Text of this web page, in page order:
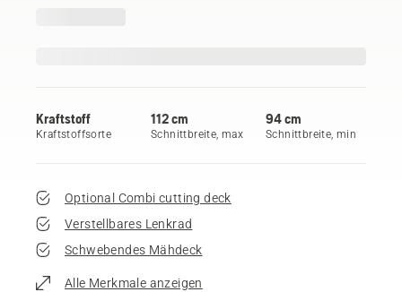
Kraftstoff
Kraftstoffsorte
112 cm
Schnittbreite, max
94 cm
Schnittbreite, min
Optional Combi cutting deck
Verstellbares Lenkrad
Schwebendes Mähdeck
Alle Merkmale anzeigen